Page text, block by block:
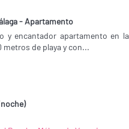
-Apartamento
y encantador apartamento en la
metros de playa y con...